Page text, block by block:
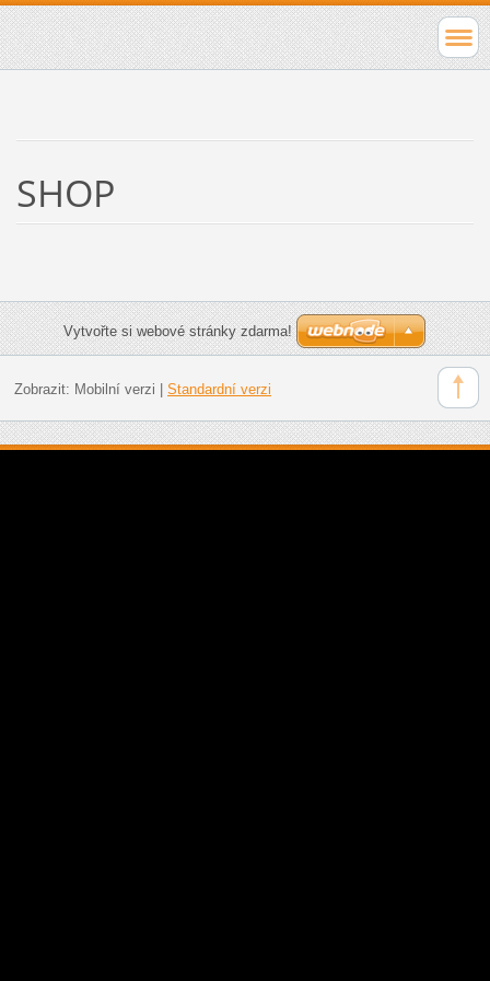
SHOP
Vytvořte si webové stránky zdarma!
Zobrazit: Mobilní verzi Standardní verzi